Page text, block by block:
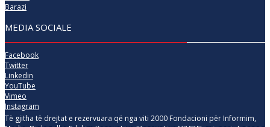
Barazi
MEDIA SOCIALE
Facebook
Twitter
Linkedin
YouTube
Vimeo
Instagram
Të gjitha të drejtat e rezervuara që nga viti 2000 Fondacioni për Informim,